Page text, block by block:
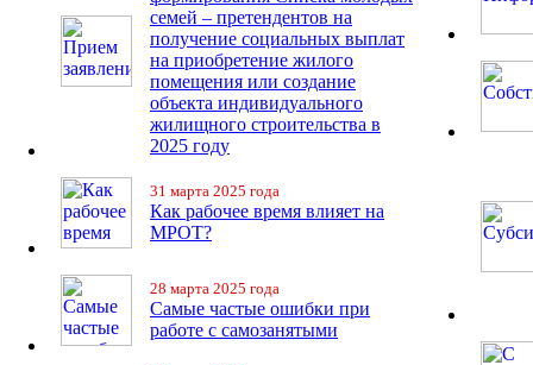
семей – претендентов на
получение социальных выплат
на приобретение жилого
помещения или создание
объекта индивидуального
жилищного строительства в
2025 году
31 марта 2025 года
Как рабочее время влияет на
МРОТ?
28 марта 2025 года
Самые частые ошибки при
работе с самозанятыми